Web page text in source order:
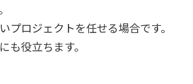
ロジェクトを任せる場合です。
役立ちます。